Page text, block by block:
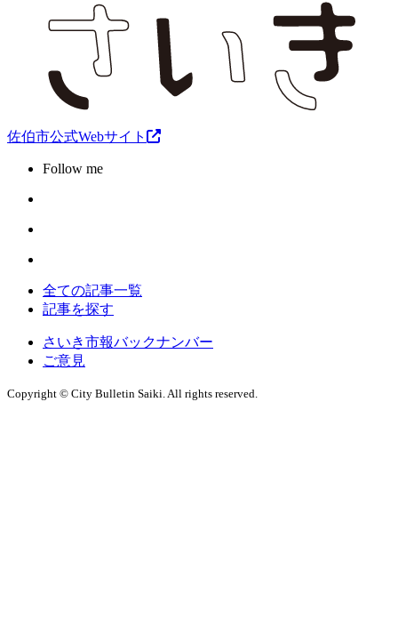
佐伯市公式Webサイト
Follow me
全ての記事一覧
記事を探す
さいき市報バックナンバー
ご意見
Copyright © City Bulletin Saiki. All rights reserved.